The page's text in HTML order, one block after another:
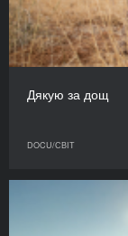
Дякую за дощ
DOCU/СВІТ